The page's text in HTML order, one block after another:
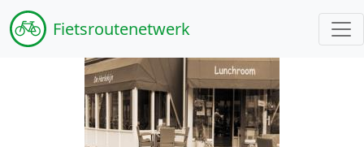
Fietsroutenetwerk